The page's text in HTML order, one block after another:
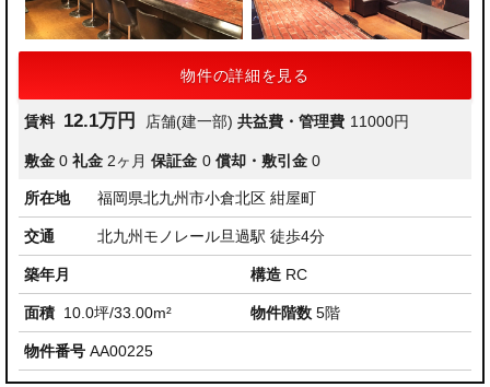
物件の詳細を見る
賃料 12.1万円 店舗(建一部) 共益費・管理費 11000円
敷金 0 礼金 2ヶ月 保証金 0 償却・敷引金 0
所在地 福岡県北九州市小倉北区 紺屋町
交通 北九州モノレール旦過駅 徒歩4分
築年月 構造 RC
面積 10.0坪/33.00m² 物件階数 5階
物件番号 AA00225